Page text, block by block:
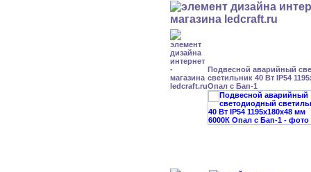
Подвесной аварийный
светильник 40 Вт IP54
Опал с Бап-1